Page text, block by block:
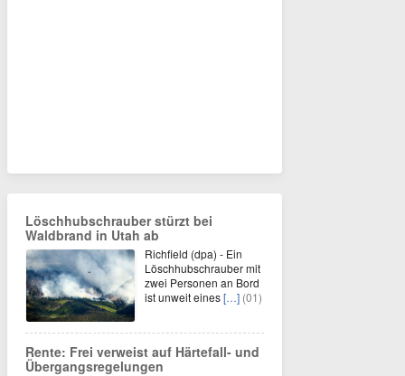
Löschhubschrauber stürzt bei
Waldbrand in Utah ab
Richfield (dpa) - Ein
Löschhubschrauber mit
zwei Personen an Bord
ist unweit eines[…] (01)
Rente: Frei verweist auf Härtefall- und
Übergangsregelungen